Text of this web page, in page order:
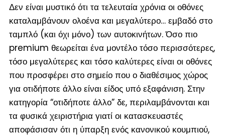
Δεν είναι μυστικό ότι τα τελευταία χρόνια οι οθόνες
καταλαμβάνουν ολοένα και μεγαλύτερο… εμβαδό στο
ταμπλό (και όχι μόνο) των αυτοκινήτων. Όσο πιο
premium θεωρείται ένα μοντέλο τόσο περισσότερες,
τόσο μεγαλύτερες και τόσο καλύτερες είναι οι οθόνες
που προσφέρει στο σημείο που ο διαθέσιμος χώρος
για οτιδήποτε άλλο είναι είδος υπό εξαφάνιση. Στην
κατηγορία “οτιδήποτε άλλο” δε, περιλαμβάνονται και
τα φυσικά χειριστήρια γιατί οι κατασκευαστές
αποφάσισαν ότι η ύπαρξη ενός κανονικού κουμπιού,